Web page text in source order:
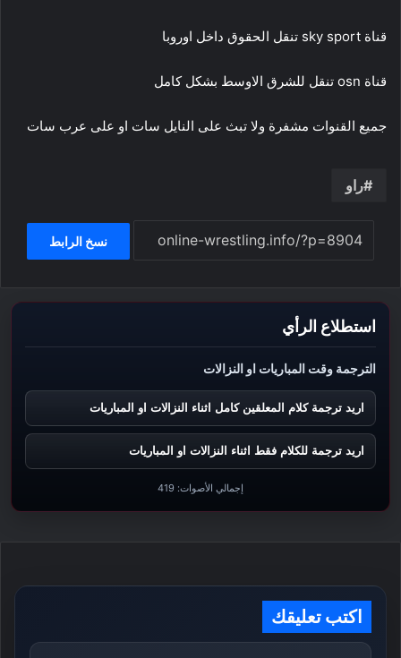
قناة sky sport تنقل الحقوق داخل اوروبا
قناة osn تنقل للشرق الاوسط بشكل كامل
جميع القنوات مشفرة ولا تبث على النايل سات او على عرب سات
راو
نسخ الرابط
استطلاع الرأي
الترجمة وقت المباريات او النزالات
اريد ترجمة كلام المعلقين كامل اثناء النزالات او المباريات
اريد ترجمة للكلام فقط اثناء النزالات او المباريات
إجمالي الأصوات: 419
اكتب تعليقك